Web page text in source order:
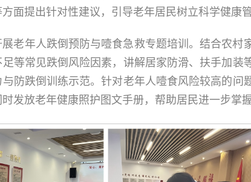
面提出针对性建议，引导老年居民树立科学健康管
展老年人跌倒预防与噎食急救专题培训。结合农村
等常见跌倒风险因素，讲解居家防滑、扶手加装
防跌倒训练示范。针对老年人噎食风险较高的问
发放老年健康照护图文手册，帮助居民进一步掌